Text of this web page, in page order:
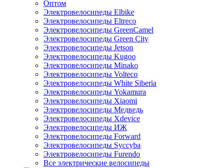
Оптом
Электровелосипеды Elbike
Электровелосипеды Eltreco
Электровелосипеды GreenCamel
Электровелосипеды Green City
Электровелосипеды Jetson
Электровелосипеды Kugoo
Электровелосипеды Minako
Электровелосипеды Volteco
Электровелосипеды White Siberia
Электровелосипеды Yokamura
Электровелосипеды Xiaomi
Электровелосипеды Медведь
Электровелосипеды Xdevice
Электровелосипеды ИЖ
Электровелосипеды Forward
Электровелосипеды Syccyba
Электровелосипеды Furendo
Все электрические велосипеды